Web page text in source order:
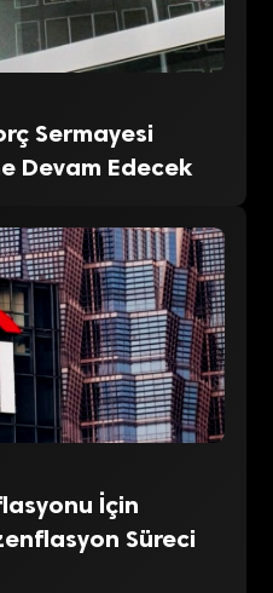
Sermayesi
Devam Edecek
İçin
Süreci